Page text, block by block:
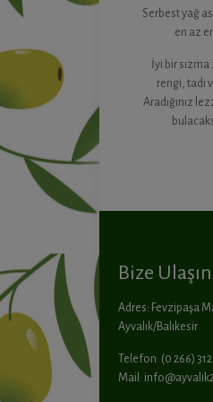
Serbest yağ
en az
İyi bir
rengi, tadı
Aradığınız
Bize Ulaşın
Adres: Fevzipaşa
Ayvalık/Balıkesir
Telefon: (0 266) 312
Mail: